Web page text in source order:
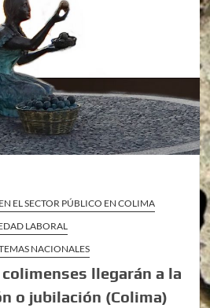
EL SECTOR PÚBLICO EN COLIMA
LABORAL
NACIONALES
llegarán a la
o jubilación (Colima)